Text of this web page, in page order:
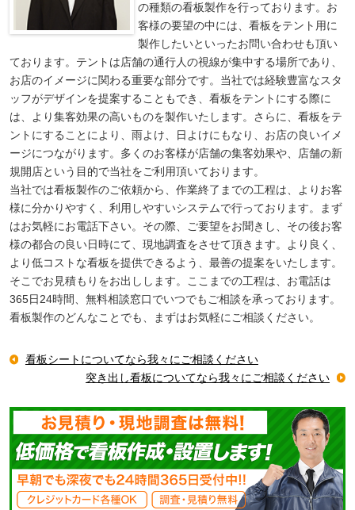
の種類の看板製作を行っております。お
客様の要望の中には、看板をテント用に
製作したいといったお問い合わせも頂い
ております。テントは店舗の通行人の視線が集中する場所であり、
お店のイメージに関わる重要な部分です。当社では経験豊富なスタ
ッフがデザインを提案することもでき、看板をテントにする際に
は、より集客効果の高いものを製作いたします。さらに、看板をテ
ントにすることにより、雨よけ、日よけにもなり、お店の良いイメ
ージにつながります。多くのお客様が店舗の集客効果や、店舗の新
規開店という目的で当社をご利用頂いております。
当社では看板製作のご依頼から、作業終了までの工程は、よりお客
様に分かりやすく、利用しやすいシステムで行っております。まず
はお気軽にお電話下さい。その際、ご要望をお聞きし、その後お客
様の都合の良い日時にて、現地調査をさせて頂きます。より良く、
より低コストな看板を提供できるよう、最善の提案をいたします。
そこでお見積もりをお出しします。ここまでの工程は、お電話は
365日24時間、無料相談窓口でいつでもご相談を承っております。
看板製作のどんなことでも、まずはお気軽にご相談ください。
看板シートについてなら我々にご相談ください
突き出し看板についてなら我々にご相談ください